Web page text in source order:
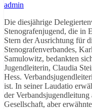
admin
Die diesjährige
Stenografenjugend, die in
Stern der Ausrichtung für
Stenografenverbandes,
Samulowitz, bedankten
Jugendleiterin, Claudia
Hess.
ist. In seiner Laudatio
der
Gesellschaft, aber